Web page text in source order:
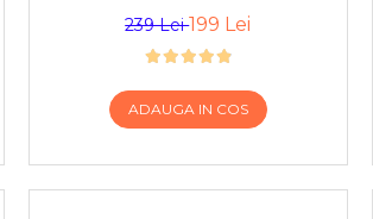
239 Lei199 Lei
ADAUGA IN COS